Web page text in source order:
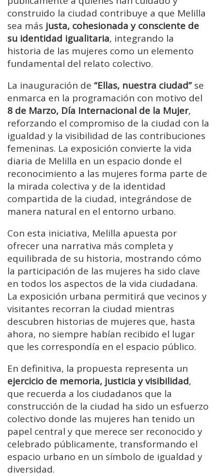
construido la ciudad contribuye a que Melilla
sea más justa, cohesionada y consciente de
su identidad igualitaria, integrando la
historia de las mujeres como un elemento
fundamental del relato colectivo.
La inauguración de “Ellas, nuestra ciudad” se
enmarca en la programación con motivo del
8 de Marzo, Día Internacional de la Mujer,
reforzando el compromiso de la ciudad con la
igualdad y la visibilidad de las contribuciones
femeninas. La exposición convierte la vida
diaria de Melilla en un espacio donde el
reconocimiento a las mujeres forma parte de
la mirada colectiva y de la identidad
compartida de la ciudad, integrándose de
manera natural en el entorno urbano.
Con esta iniciativa, Melilla apuesta por
ofrecer una narrativa más completa y
equilibrada de su historia, mostrando cómo
la participación de las mujeres ha sido clave
en todos los aspectos de la vida ciudadana.
La exposición urbana permitirá que vecinos y
visitantes recorran la ciudad mientras
descubren historias de mujeres que, hasta
ahora, no siempre habían recibido el lugar
que les correspondía en el espacio público.
En definitiva, la propuesta representa un
ejercicio de memoria, justicia y visibilidad,
que recuerda a los ciudadanos que la
construcción de la ciudad ha sido un esfuerzo
colectivo donde las mujeres han tenido un
papel central y que merece ser reconocido y
celebrado públicamente, transformando el
espacio urbano en un símbolo de igualdad y
diversidad.